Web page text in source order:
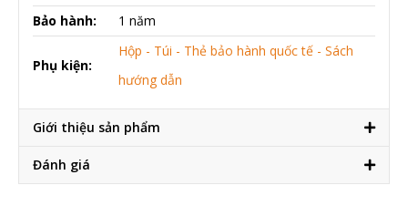
Bảo hành: 1 năm
Phụ kiện:
Hộp - Túi - Thẻ bảo hành quốc tế - Sách
hướng dẫn
Giới thiệu sản phẩm
Đánh giá